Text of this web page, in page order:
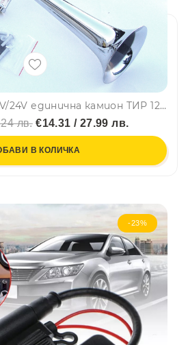
Тромба клаксон 12V/24V единична камион ТИР 12 и 24 волта 43 CM
лв.€14.31 / 27.99 лв.
В КОЛИЧКА
-23%